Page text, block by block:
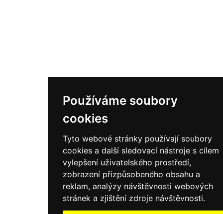
Používáme soubory
cookies
Tyto webové stránky používají soubory
cookies a další sledovací nástroje s cílem
vylepšení uživatelského prostředí,
zobrazení přizpůsobeného obsahu a
reklam, analýzy návštěvnosti webových
stránek a zjištění zdroje návštěvnosti.